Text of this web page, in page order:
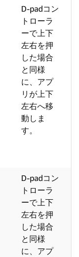
D-padコン
トローラ
ーで上下
左右を押
した場合
と同様
に、アプ
リが上下
左右へ移
動しま
す。
D-padコン
トローラ
ーで上下
左右を押
した場合
と同様
に、アプ